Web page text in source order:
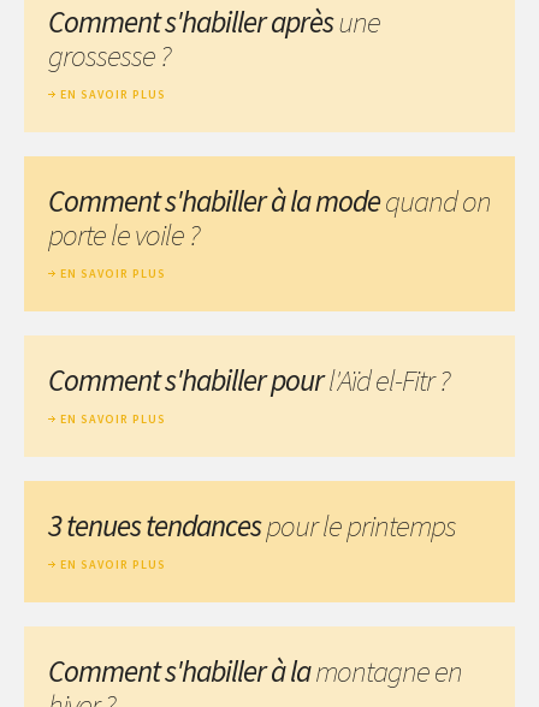
Comment s'habiller aprèsune
grossesse ?
EN SAVOIR PLUS
Comment s'habiller à la modequand on
porte le voile ?
EN SAVOIR PLUS
Comment s'habiller pourl'Aïd el-Fitr ?
EN SAVOIR PLUS
3 tenues tendancespour le printemps
EN SAVOIR PLUS
Comment s'habiller à lamontagne en